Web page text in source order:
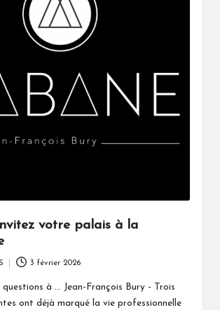
votre palais à la
3 février 2026
à ... Jean-François Bury - Trois
ont déjà marqué la vie professionnelle